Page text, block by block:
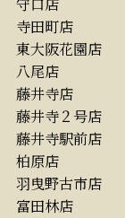
寺田町店
東大阪花園店
八尾店
藤井寺店
藤井寺２号店
藤井寺駅前店
柏原店
羽曳野古市店
富田林店